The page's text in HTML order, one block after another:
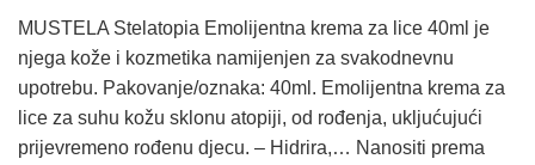
MUSTELA Stelatopia Emolijentna krema za lice 40ml je
njega kože i kozmetika namijenjen za svakodnevnu
upotrebu. Pakovanje/oznaka: 40ml. Emolijentna krema za
lice za suhu kožu sklonu atopiji, od rođenja, ukljućujući
prijevremeno rođenu djecu. – Hidrira,… Nanositi prema